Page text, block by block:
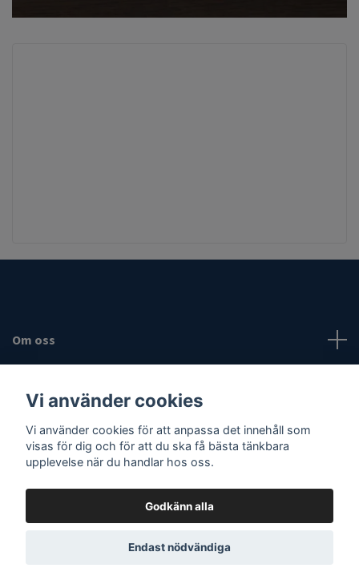
Om oss
Sociala medier
© 2026 Vassaknivar
Vi använder cookies
Vi använder cookies för att anpassa det innehåll som
visas för dig och för att du ska få bästa tänkbara
upplevelse när du handlar hos oss.
Godkänn alla
Endast nödvändiga